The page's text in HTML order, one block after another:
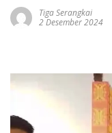
Tiga Serangkai
2 Desember 2024